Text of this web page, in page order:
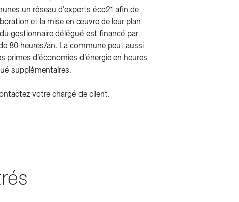
un réseau d’experts éco21 afin de
et la mise en œuvre de leur plan
gestionnaire délégué est financé par
80 heures/an. La commune peut aussi
primes d’économies d’énergie en heures
supplémentaires.
votre chargé de client.